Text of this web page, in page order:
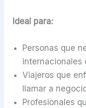
Ideal para:
Personas que
internacionales
Viajeros que
llamar a
Profesionales